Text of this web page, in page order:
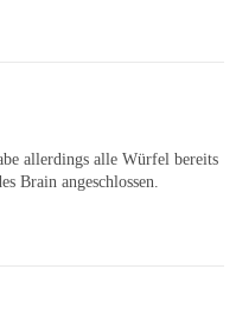
allerdings alle Würfel bereits
Brain angeschlossen.